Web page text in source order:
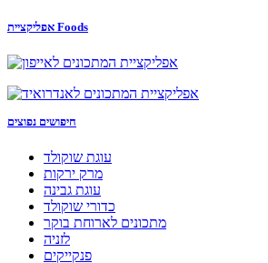
אפליקציית Foods
חיפושים נפוצים
עוגת שוקולד
מרק ירקות
עוגת גבינה
כדורי שוקולד
מתכונים לארוחת בוקר
לזניה
פנקייקים